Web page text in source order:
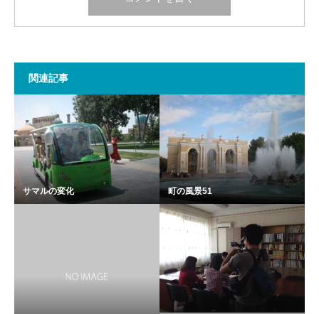
関連記事
サマルの変化 町の風景51